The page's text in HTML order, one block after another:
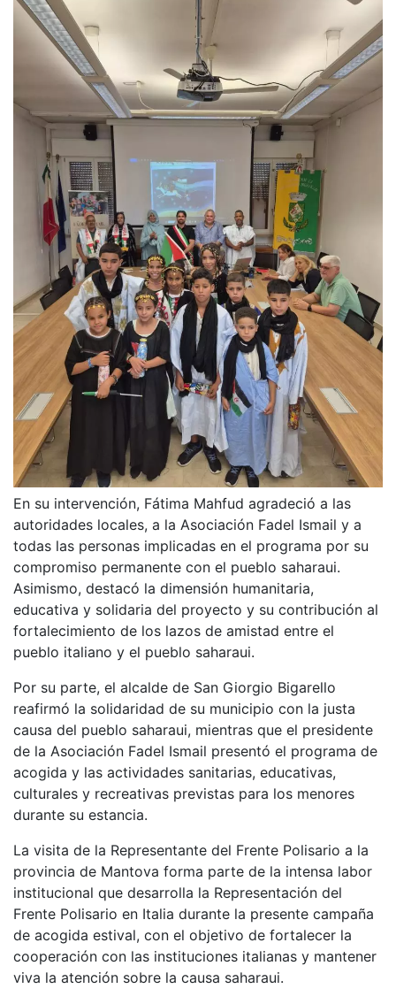
En su intervención, Fátima Mahfud agradeció a las
autoridades locales, a la Asociación Fadel Ismail y a
todas las personas implicadas en el programa por su
compromiso permanente con el pueblo saharaui.
Asimismo, destacó la dimensión humanitaria,
educativa y solidaria del proyecto y su contribución al
fortalecimiento de los lazos de amistad entre el
pueblo italiano y el pueblo saharaui.
Por su parte, el alcalde de San Giorgio Bigarello
reafirmó la solidaridad de su municipio con la justa
causa del pueblo saharaui, mientras que el presidente
de la Asociación Fadel Ismail presentó el programa de
acogida y las actividades sanitarias, educativas,
culturales y recreativas previstas para los menores
durante su estancia.
La visita de la Representante del Frente Polisario a la
provincia de Mantova forma parte de la intensa labor
institucional que desarrolla la Representación del
Frente Polisario en Italia durante la presente campaña
de acogida estival, con el objetivo de fortalecer la
cooperación con las instituciones italianas y mantener
viva la atención sobre la causa saharaui.